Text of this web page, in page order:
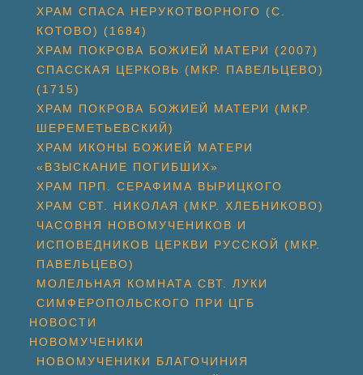
ХРАМ СПАСА НЕРУКОТВОРНОГО (С.
КОТОВО) (1684)
ХРАМ ПОКРОВА БОЖИЕЙ МАТЕРИ (2007)
СПАССКАЯ ЦЕРКОВЬ (МКР. ПАВЕЛЬЦЕВО)
(1715)
ХРАМ ПОКРОВА БОЖИЕЙ МАТЕРИ (МКР.
ШЕРЕМЕТЬЕВСКИЙ)
ХРАМ ИКОНЫ БОЖИЕЙ МАТЕРИ
«ВЗЫСКАНИЕ ПОГИБШИХ»
ХРАМ ПРП. СЕРАФИМА ВЫРИЦКОГО
ХРАМ СВТ. НИКОЛАЯ (МКР. ХЛЕБНИКОВО)
ЧАСОВНЯ НОВОМУЧЕНИКОВ И
ИСПОВЕДНИКОВ ЦЕРКВИ РУССКОЙ (МКР.
ПАВЕЛЬЦЕВО)
МОЛЕЛЬНАЯ КОМНАТА СВТ. ЛУКИ
СИМФЕРОПОЛЬСКОГО ПРИ ЦГБ
НОВОСТИ
НОВОМУЧЕНИКИ
НОВОМУЧЕНИКИ БЛАГОЧИНИЯ